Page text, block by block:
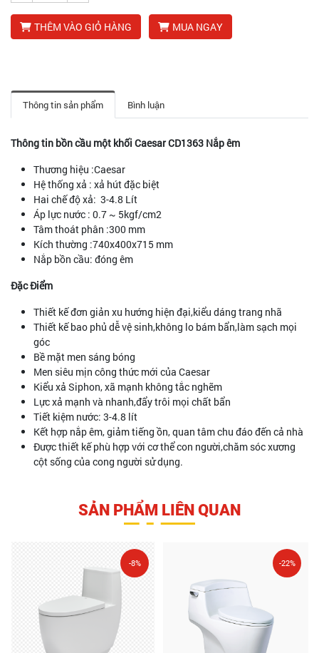
THÊM VÀO GIỎ HÀNG MUA NGAY
Thông tin sản phẩm Bình luận
Thông tin bồn cầu một khối Caesar CD1363 Nắp êm
Thương hiệu :Caesar
Hệ thống xả : xả hút đặc biệt
Hai chế độ xả: 3-4.8 Lít
Áp lực nước : 0.7 ~ 5kgf/cm2
Tâm thoát phân :300 mm
Kích thường :740x400x715 mm
Nắp bồn cầu: đóng êm
Đặc Điểm
Thiết kế đơn giản xu hướng hiện đại,kiểu dáng trang nhã
Thiết kế bao phủ dễ vệ sinh,không lo bám bẩn,làm sạch mọi
góc
Bề mặt men sáng bóng
Men siêu mịn công thức mới của Caesar
Kiểu xả Siphon, xã mạnh không tắc nghẽm
Lực xả mạnh và nhanh,đẩy trôi mọi chất bẩn
Tiết kiệm nước: 3-4.8 lít
Kết hợp nắp êm, giảm tiếng ồn, quan tâm chu đáo đến cả nhà
Được thiết kế phù hợp với cơ thể con người,chăm sóc xương
cột sống của cong người sử dụng.
SẢN PHẨM LIÊN QUAN
-8% -22%